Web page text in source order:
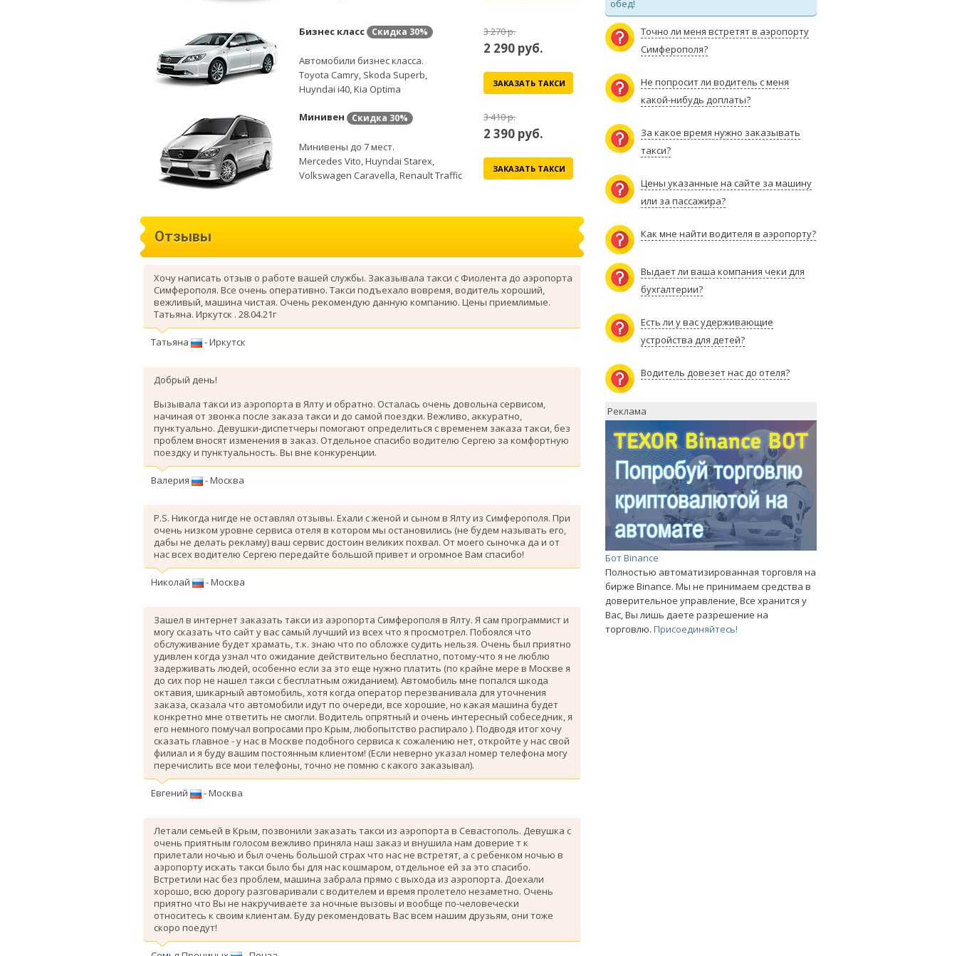
Бизнес класс Скидка 30%
Автомобили бизнес класса.
Toyota Camry, Skoda Superb,
Huyndai i40, Kia Optima
3 270 р.
2 290 руб.
ЗАКАЗАТЬ ТАКСИ
Минивен Скидка 30%
Минивены до 7 мест.
Mercedes Vito, Huyndai Starex,
Volkswagen Caravella, Renault Traffic
3 410 р.
2 390 руб.
ЗАКАЗАТЬ ТАКСИ
Отзывы
Хочу написать отзыв о работе вашей службы. Заказывала такси с Фиолента до аэропорта
Симферополя. Все очень оперативно. Такси подъехало вовремя, водитель хороший,
вежливый, машина чистая. Очень рекомендую данную компанию. Цены приемлимые.
Татьяна. Иркутск . 28.04.21г
Татьяна - Иркутск
Добрый день!
Вызывала такси из аэропорта в Ялту и обратно. Осталась очень довольна сервисом,
начиная от звонка после заказа такси и до самой поездки. Вежливо, аккуратно,
пунктуально. Девушки-диспетчеры помогают определиться с временем заказа такси, без
проблем вносят изменения в заказ. Отдельное спасибо водителю Сергею за комфортную
поездку и пунктуальность. Вы вне конкуренции.
Валерия - Москва
P.S. Никогда нигде не оставлял отзывы. Ехали с женой и сыном в Ялту из Симферополя. При
очень низком уровне сервиса отеля в котором мы остановились (не будем называть его,
дабы не делать рекламу) ваш сервис достоин великих похвал. От моего сыночка да и от
нас всех водителю Сергею передайте большой привет и огромное Вам спасибо!
Николай - Москва
Зашел в интернет заказать такси из аэропорта Симферополя в Ялту. Я сам программист и
могу сказать что сайт у вас самый лучший из всех что я просмотрел. Побоялся что
обслуживание будет храмать, т.к. знаю что по обложке судить нельзя. Очень был приятно
удивлен когда узнал что ожидание действительно бесплатно, потому-что я не люблю
задерживать людей, особенно если за это еще нужно платить (по крайне мере в Москве я
до сих пор не нашел такси с бесплатным ожиданием). Автомобиль мне попался шкода
октавия, шикарный автомобиль, хотя когда оператор перезванивала для уточнения
заказа, сказала что автомобили идут по очереди, все хорошие, но какая машина будет
конкретно мне ответить не смогли. Водитель опрятный и очень интересный собеседник, я
его немного помучал вопросами про Крым, любопытство распирало ). Подводя итог хочу
сказать главное - у нас в Москве подобного сервиса к сожалению нет, откройте у нас свой
филиал и я буду вашим постоянным клиентом! (Если неверно указал номер телефона могу
перечислить все мои телефоны, точно не помню с какого заказывал).
Евгений - Москва
Летали семьей в Крым, позвонили заказать такси из аэропорта в Севастополь. Девушка с
очень приятным голосом вежливо приняла наш заказ и внушила нам доверие т к
прилетали ночью и был очень большой страх что нас не встретят, а с ребенком ночью в
аэропорту искать такси было бы для нас кошмаром, отдельное ей за это спасибо.
Вcтретили нас без проблем, машина забрала прямо с выхода из аэропорта. Доехали
хорошо, всю дорогу разговаривали с водителем и время пролетело незаметно. Очень
приятно что Вы не накручиваете за ночные вызовы и вообще по-человечески
относитесь к своим клиентам. Буду рекомендовать Вас всем нашим друзьям, они тоже
скоро поедут!
обед!
Точно ли меня встретят в аэропорту
Симферополя?
Не попросит ли водитель с меня
какой-нибудь доплаты?
За какое время нужно заказывать
такси?
Цены указанные на сайте за машину
или за пассажира?
Как мне найти водителя в аэропорту?
Выдает ли ваша компания чеки для
бухгалтерии?
Есть ли у вас удерживающие
устройства для детей?
Водитель довезет нас до отеля?
Реклама
Бот Binance
Полностью автоматизированная торговля на
бирже Binance. Мы не принимаем средства в
доверительное управление, Все хранится у
Вас, Вы лишь даете разрешение на
торговлю.Присоединяйтесь!